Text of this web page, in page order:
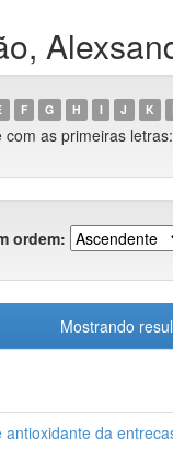
F G H I J K
com as primeiras letras:
ordem:
Mostrando
da